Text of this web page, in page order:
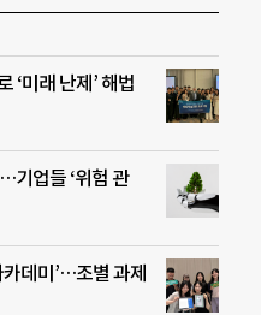
‘미래 난제’ 해법
기업들 ‘위험 관
데미’…조별 과제